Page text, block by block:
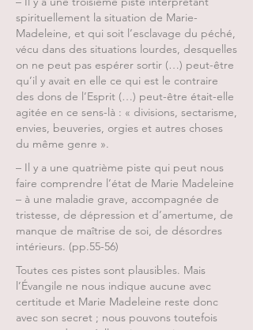
spirituellement la situation de Marie-
Madeleine, et qui soit l’esclavage du péché,
vécu dans des situations lourdes, desquelles
on ne peut pas espérer sortir (…) peut-être
qu’il y avait en elle ce qui est le contraire
des dons de l’Esprit (…) peut-être était-elle
agitée en ce sens-là : « divisions, sectarisme,
envies, beuveries, orgies et autres choses
du même genre ».
– Il y a une quatrième piste qui peut nous
faire comprendre l’état de Marie Madeleine
– à une maladie grave, accompagnée de
tristesse, de dépression et d’amertume, de
manque de maîtrise de soi, de désordres
intérieurs. (pp.55-56)
Toutes ces pistes sont plausibles. Mais
l’Évangile ne nous indique aucune avec
certitude et Marie Madeleine reste donc
avec son secret ; nous pouvons toutefois